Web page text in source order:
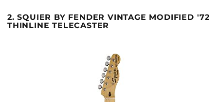
2. SQUIER BY FENDER VINTAGE MODIFIED '72
THINLINE TELECASTER